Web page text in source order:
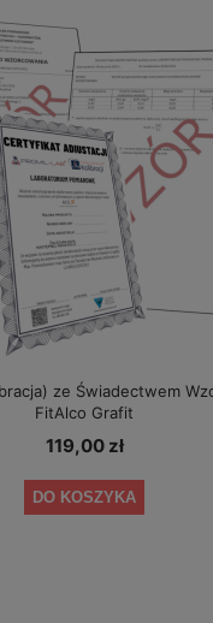
ze Świadectwem
FitAlco Grafit
119,00 zł
DO KOSZYKA